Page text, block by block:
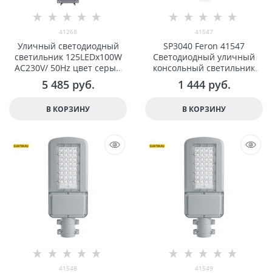
41268
Уличный светодиодный
светильник 125LEDx100W
AC230V/ 50Hz цвет серый
(IP65), SP3050 арт 41268
5 485 руб.
В КОРЗИНУ
41547
SP3040 Feron 41547
Светодиодный уличный
консольный светильник
30W 5000K, серый
1 444 руб.
В КОРЗИНУ
41548 41549